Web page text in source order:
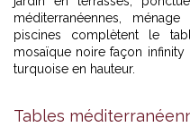
méditerranéennes,
piscines complètent le
mosaïque noire façon
turquoise en hauteur.
Tables